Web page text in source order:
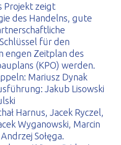
Projekt zeigt
des Handelns, gute
für den
engen Zeitplan des
(KPO) werden.
Mariusz Dynak
Jakub Lisowski
Harnus, Jacek Ryczel,
Wyganowski, Marcin
Sołęga.